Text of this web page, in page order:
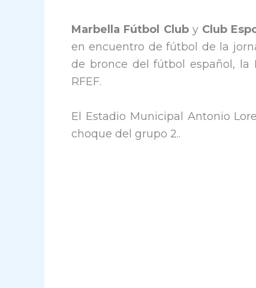
Marbella Fútbol Club yClub
en encuentro de fútbol de la
de bronce del fútbol español, la
RFEF.
El Estadio Municipal Antonio
choque del grupo 2..